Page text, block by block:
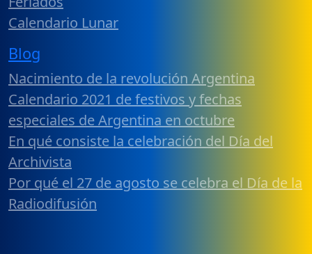
Calendario Lunar
Blog
Nacimiento de la revolución Argentina
Calendario 2021 de festivos y fechas
especiales de Argentina en octubre
En qué consiste la celebración del Día del
Archivista
Por qué el 27 de agosto se celebra el Día de la
Radiodifusión